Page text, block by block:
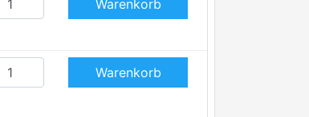
Warenkorb
Warenkorb